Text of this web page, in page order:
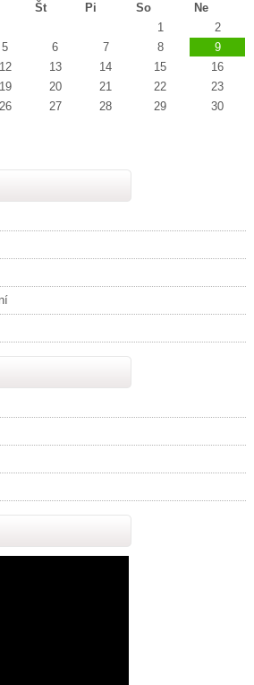
Št Pi So Ne
1
2
5 6 7 8
9
12 13 14 15
16
19 20 21 22
23
26 27 28 29
30